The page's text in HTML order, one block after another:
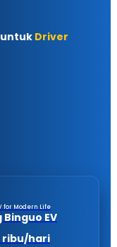
untuk Driver
for Modern Life
EV
ribu/hari